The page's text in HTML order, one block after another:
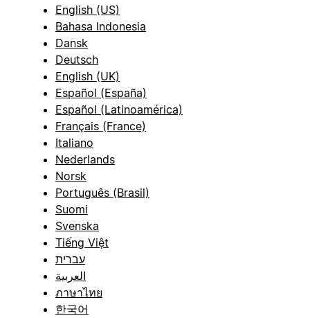
English (US)
Bahasa Indonesia
Dansk
Deutsch
English (UK)
Español (España)
Español (Latinoamérica)
Français (France)
Italiano
Nederlands
Norsk
Português (Brasil)
Suomi
Svenska
Tiếng Việt
עברית
العربية
ภาษาไทย
한국어